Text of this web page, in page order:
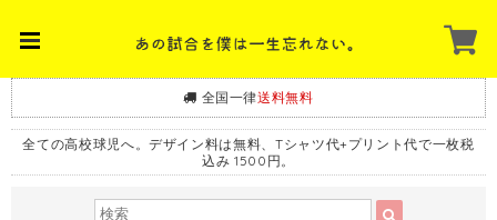
全国一律送料無料
全ての高校球児へ。デザイン料は無料、Tシャツ代+プリント代で一枚税
込み 1500円。